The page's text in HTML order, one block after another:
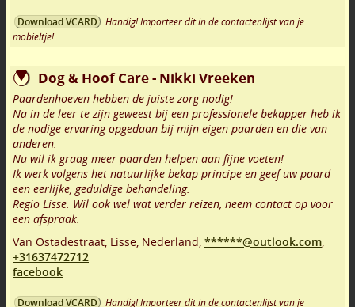
Download VCARD
Handig! Importeer dit in de contactenlijst van je
mobieltje!
Dog & Hoof Care - Nikki Vreeken
Paardenhoeven hebben de juiste zorg nodig!
Na in de leer te zijn geweest bij een professionele bekapper heb ik
de nodige ervaring opgedaan bij mijn eigen paarden en die van
anderen.
Nu wil ik graag meer paarden helpen aan fijne voeten!
Ik werk volgens het natuurlijke bekap principe en geef uw paard
een eerlijke, geduldige behandeling.
Regio Lisse. Wil ook wel wat verder reizen, neem contact op voor
een afspraak.
Van Ostadestraat, Lisse, Nederland, ******@outlook.com,
+31637472712
facebook
Download VCARD Handig! Importeer dit in de contactenlijst van je